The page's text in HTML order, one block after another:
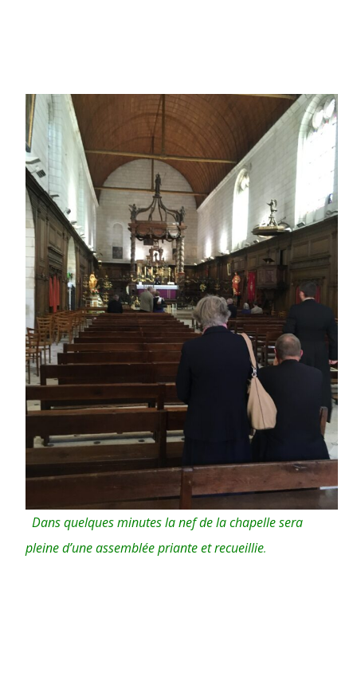
Dans quelques minutes la nef de la chapelle sera
pleine d’une assemblée priante et recueillie.